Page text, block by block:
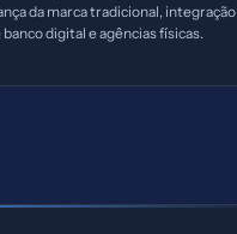
da marca tradicional, integração
digital e agências físicas.